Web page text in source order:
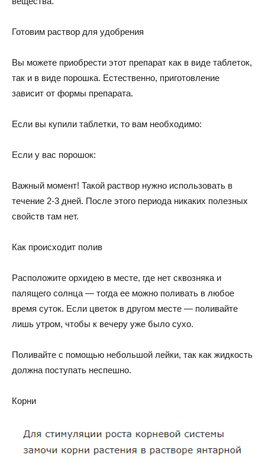
Готовим раствор для удобрения
Вы можете приобрести этот препарат как в виде таблеток,
так и в виде порошка. Естественно, приготовление
зависит от формы препарата.
Если вы купили таблетки, то вам необходимо:
Если у вас порошок:
Важный момент! Такой раствор нужно использовать в
течение 2-3 дней. После этого периода никаких полезных
свойств там нет.
Как происходит полив
Расположите орхидею в месте, где нет сквозняка и
палящего солнца — тогда ее можно поливать в любое
время суток. Если цветок в другом месте — поливайте
лишь утром, чтобы к вечеру уже было сухо.
Поливайте с помощью небольшой лейки, так как жидкость
должна поступать неспешно.
Корни